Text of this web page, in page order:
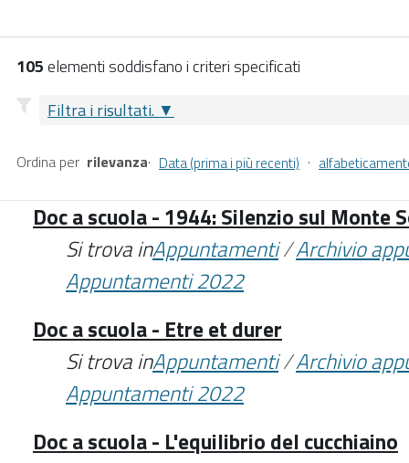
105elementi soddisfano i criteri specificati
Filtra i risultati.
Ordina per rilevanza· Data (prima i più recenti) ·
Doc a scuola - 1944: Silenzio sul Monte
Si trova inAppuntamenti/Archivio
Appuntamenti 2022
Doc a scuola - Etre et durer
Si trova inAppuntamenti/Archivio
Appuntamenti 2022
Doc a scuola - L'equilibrio del cucchiaino